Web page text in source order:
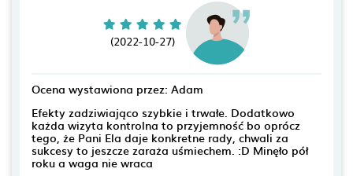
(2022-10-27)
Ocena wystawiona przez: Adam
Efekty zadziwiająco szybkie i trwałe. Dodatkowo
każda wizyta kontrolna to przyjemność bo oprócz
tego, że Pani Ela daje konkretne rady, chwali za
sukcesy to jeszcze zaraża uśmiechem. :D Minęło pół
roku a waga nie wraca